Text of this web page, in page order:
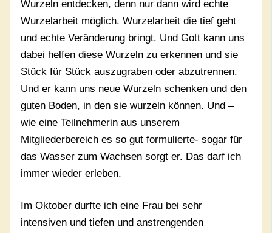
Wurzeln entdecken, denn nur dann wird echte
Wurzelarbeit möglich. Wurzelarbeit die tief geht
und echte Veränderung bringt. Und Gott kann uns
dabei helfen diese Wurzeln zu erkennen und sie
Stück für Stück auszugraben oder abzutrennen.
Und er kann uns neue Wurzeln schenken und den
guten Boden, in den sie wurzeln können. Und –
wie eine Teilnehmerin aus unserem
Mitgliederbereich es so gut formulierte- sogar für
das Wasser zum Wachsen sorgt er. Das darf ich
immer wieder erleben.
Im Oktober durfte ich eine Frau bei sehr
intensiven und tiefen und anstrengenden